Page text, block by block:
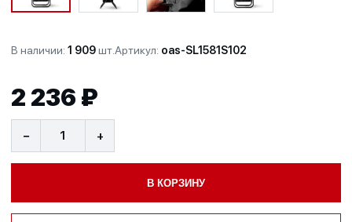
В наличии: 1 909шт.Артикул: oas-SL1581S102
2 236 ₽
− +
В КОРЗИНУ